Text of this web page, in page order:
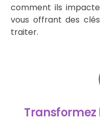
comment ils
vous offrant des
traiter.